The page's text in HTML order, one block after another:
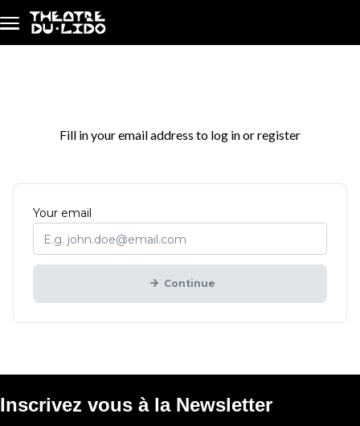
Skip to main content
Fill in your email address to log in or register
Your email
Continue
Inscrivez vous à la Newsletter